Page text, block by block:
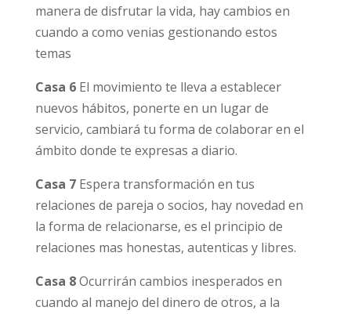
manera de disfrutar la vida, hay cambios en
cuando a como venias gestionando estos
temas
Casa 6El movimiento te lleva a establecer
nuevos hábitos, ponerte en un lugar de
servicio, cambiará tu forma de colaborar en el
ámbito donde te expresas a diario.
Casa 7Espera transformación en tus
relaciones de pareja o socios, hay novedad en
la forma de relacionarse, es el principio de
relaciones mas honestas, autenticas y libres.
Casa 8Ocurrirán cambios inesperados en
cuando al manejo del dinero de otros, a la